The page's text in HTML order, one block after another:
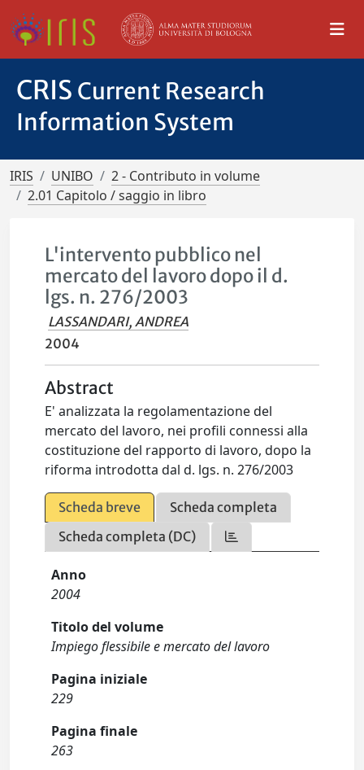
CRIS Current Research
Information System
IRIS UNIBO
2 - Contributo in volume
2.01 Capitolo / saggio in libro
L'intervento pubblico nel
mercato del lavoro dopo il d.
lgs. n. 276/2003
LASSANDARI, ANDREA
2004
Abstract
E' analizzata la regolamentazione del
mercato del lavoro, nei profili connessi alla
costituzione del rapporto di lavoro, dopo la
riforma introdotta dal d. lgs. n. 276/2003
Scheda breve
Scheda completa
Scheda completa (DC)
Anno
2004
Titolo del volume
Impiego flessibile e mercato del lavoro
Pagina iniziale
229
Pagina finale
263